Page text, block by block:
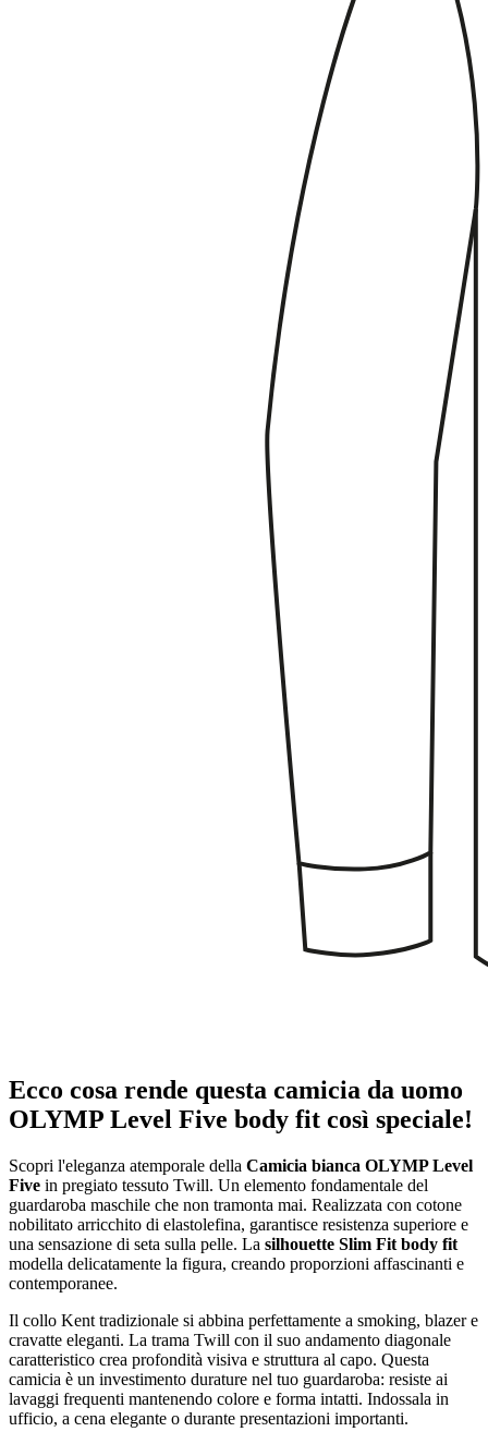
Ecco cosa rende questa camicia da uomo
OLYMP Level Five body fit così speciale!
Scopri l'eleganza atemporale della Camicia bianca OLYMP Level
Five in pregiato tessuto Twill. Un elemento fondamentale del
guardaroba maschile che non tramonta mai. Realizzata con cotone
nobilitato arricchito di elastolefina, garantisce resistenza superiore e
una sensazione di seta sulla pelle. La silhouette Slim Fit body fit
modella delicatamente la figura, creando proporzioni affascinanti e
contemporanee.
Il collo Kent tradizionale si abbina perfettamente a smoking, blazer e
cravatte eleganti. La trama Twill con il suo andamento diagonale
caratteristico crea profondità visiva e struttura al capo. Questa
camicia è un investimento durature nel tuo guardaroba: resiste ai
lavaggi frequenti mantenendo colore e forma intatti. Indossala in
ufficio, a cena elegante o durante presentazioni importanti.